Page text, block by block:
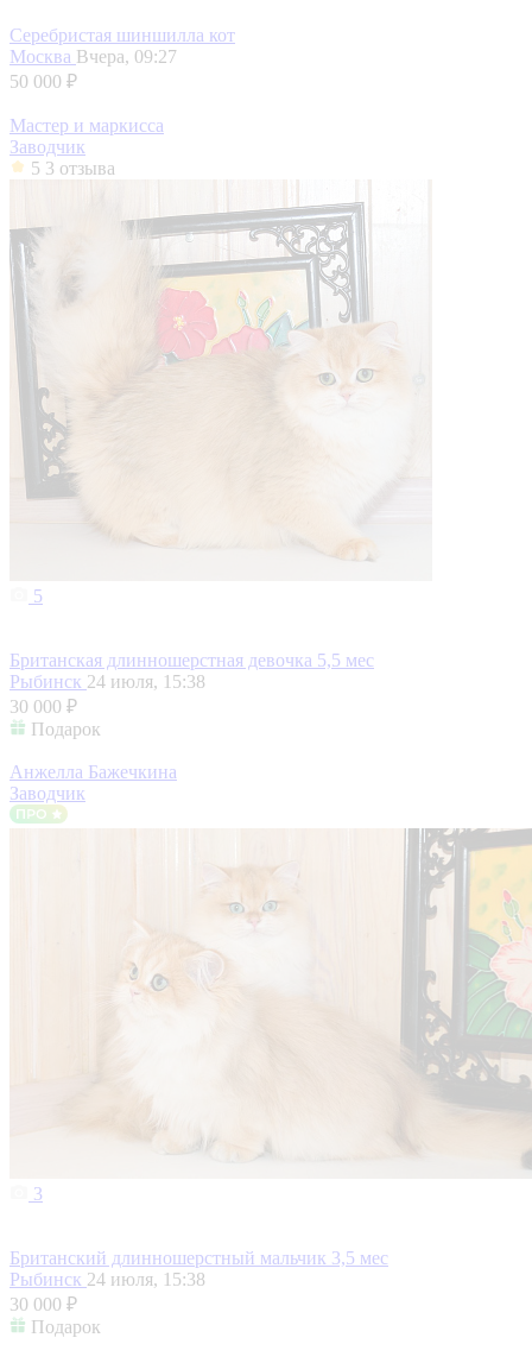
Серебристая шиншилла кот
Москва Вчера, 09:27
50 000 ₽
Мастер и маркисса
Заводчик
5 3 отзыва
5
Британская длинношерстная девочка 5,5 мес
Рыбинск 24 июля, 15:38
30 000 ₽
Подарок
Анжелла Бажечкина
Заводчик
3
Британский длинношерстный мальчик 3,5 мес
Рыбинск 24 июля, 15:38
30 000 ₽
Подарок